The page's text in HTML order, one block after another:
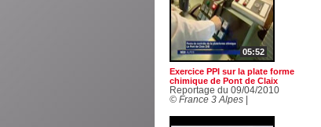
05:52
Exercice PPI sur la plate forme
chimique de Pont de Claix
Reportage du 09/04/2010
© France 3 Alpes|